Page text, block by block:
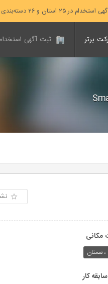
۲۵ استان و ۲۶ دسته‌بندی شغلی
ثبت آگهی
مکانی
سمنان
کار